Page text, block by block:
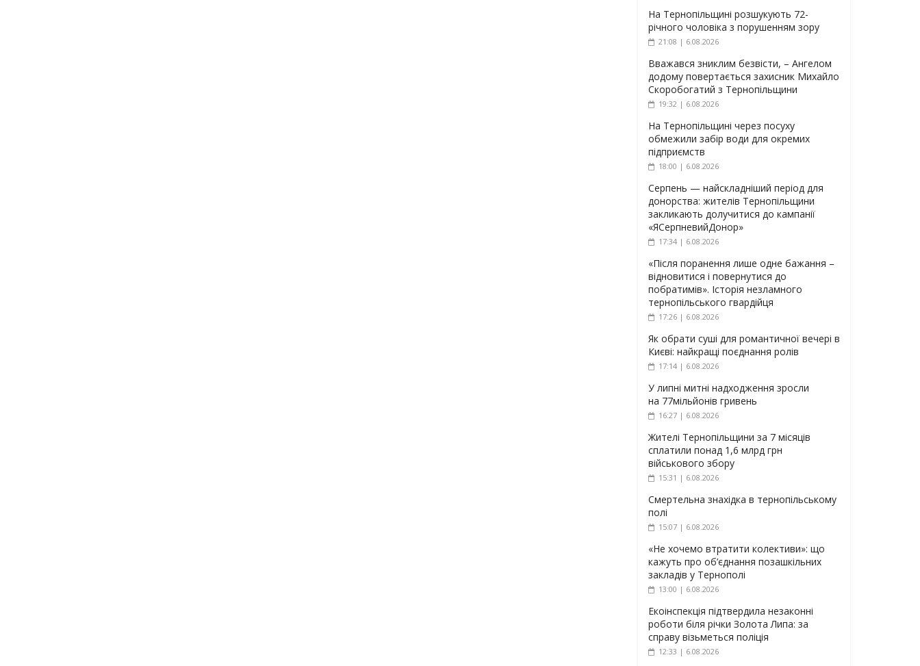
На Тернопільщині розшукують 72-
річного чоловіка з порушенням зору
21:08 | 6.08.2026
Вважався зниклим безвісти, – Ангелом
додому повертається захисник Михайло
Скоробогатий з Тернопільщини
19:32 | 6.08.2026
На Тернопільщині через посуху
обмежили забір води для окремих
підприємств
18:00 | 6.08.2026
Серпень — найскладніший період для
донорства: жителів Тернопільщини
закликають долучитися до кампанії
«ЯСерпневийДонор»
17:34 | 6.08.2026
«Після поранення лише одне бажання –
відновитися і повернутися до
побратимів». Історія незламного
тернопільського гвардійця
17:26 | 6.08.2026
Як обрати суші для романтичної вечері в
Києві: найкращі поєднання ролів
17:14 | 6.08.2026
У липні митні надходження зросли
на 77мільйонів гривень
16:27 | 6.08.2026
Жителі Тернопільщини за 7 місяців
сплатили понад 1,6 млрд грн
військового збору
15:31 | 6.08.2026
Смертельна знахідка в тернопільському
полі
15:07 | 6.08.2026
«Не хочемо втратити колективи»: що
кажуть про об’єднання позашкільних
закладів у Тернополі
13:00 | 6.08.2026
Екоінспекція підтвердила незаконні
роботи біля річки Золота Липа: за
справу візьметься поліція
12:33 | 6.08.2026